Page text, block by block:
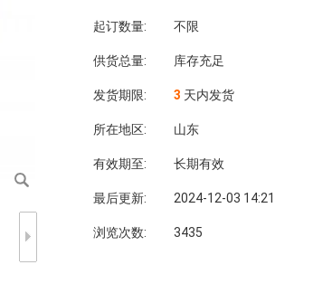
起订数量: 不限
供货总量: 库存充足
发货期限: 3 天内发货
所在地区: 山东
有效期至: 长期有效
最后更新: 2024-12-03 14:21
浏览次数: 3435